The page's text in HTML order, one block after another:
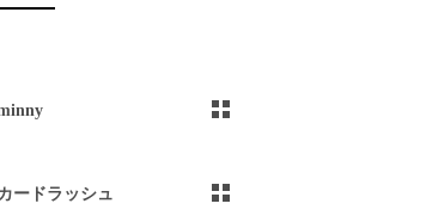
ードラッシュ